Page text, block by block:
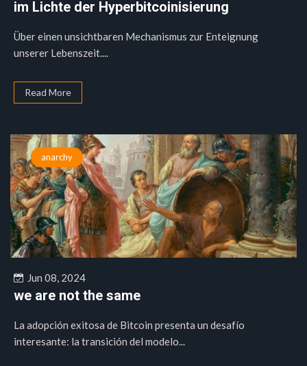
im Lichte der Hyperbitcoinisierung
Über einen unsichtbaren Mechanismus zur Enteignung
unserer Lebenszeit....
Read More
anarchy
Jun 08, 2024
we are not the same
La adopción exitosa de Bitcoin presenta un desafío
interesante: la transición del modelo...